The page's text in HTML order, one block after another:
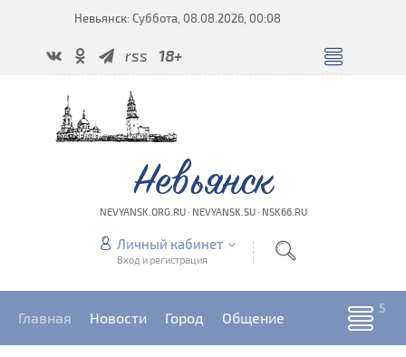
Невьянск: Суббота, 08.08.2026, 00:08
rss 18+
Невьянск
NEVYANSK.ORG.RU · NEVYANSK.SU · NSK66.RU
Личный кабинет
Вход и регистрация
Главная Новости Город Общение